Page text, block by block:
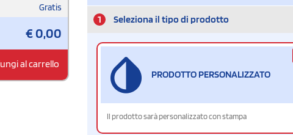
Gratis
€0,00
al carrello
1 Seleziona il tipo di prodotto
PRODOTTO PERSONALIZZATO
Il prodotto sarà personalizzato con stampa